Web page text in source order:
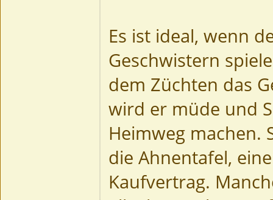
Es ist ideal, wenn
Geschwistern
dem Züchten das
wird er müde und
Heimweg machen.
die Ahnentafel,
Kaufvertrag.